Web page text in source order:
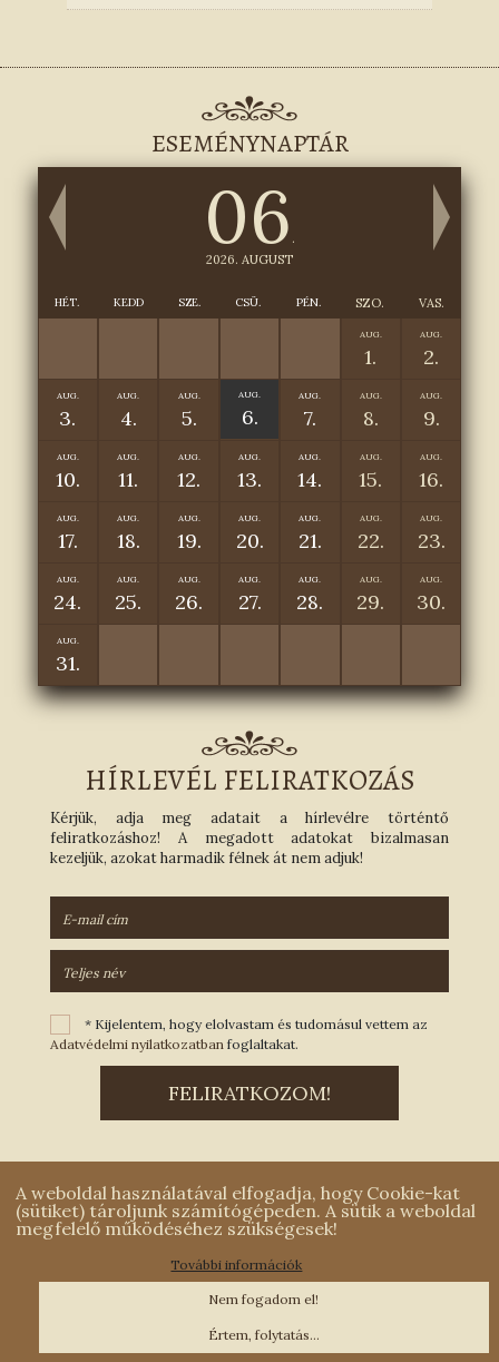
A weboldal használatával elfogadja, hogy Cookie-kat
(sütiket) tároljunk számítógépeden. A sütik a weboldal
megfelelő működéséhez szükségesek!
További információk
Nem fogadom el!
Értem, folytatás...
ESEMÉNYNAPTÁR
06 .
2026. AUGUST
HÉT. KEDD SZE. CSÜ. PÉN. SZO. VAS.
AUG.
1.
AUG.
2.
AUG.
3.
AUG.
4.
AUG.
5.
AUG.
6.
AUG.
7.
AUG.
8.
AUG.
9.
AUG.
10.
AUG.
11.
AUG.
12.
AUG.
13.
AUG.
14.
AUG.
15.
AUG.
16.
AUG.
17.
AUG.
18.
AUG.
19.
AUG.
20.
AUG.
21.
AUG.
22.
AUG.
23.
AUG.
24.
AUG.
25.
AUG.
26.
AUG.
27.
AUG.
28.
AUG.
29.
AUG.
30.
AUG.
31.
HÍRLEVÉL FELIRATKOZÁS
Kérjük, adja meg adatait a hírlevélre történtő
feliratkozáshoz! A megadott adatokat bizalmasan
kezeljük, azokat harmadik félnek át nem adjuk!
* Kijelentem, hogy elolvastam és tudomásul vettem az
Adatvédelmi nyilatkozatban foglaltakat.
Kapcsolatfelvétel |Adatvédelmi nyilatkozat
Impresszum
MCOnet 2001-2026. - Minden jog fenntartva - Copyright -
www.mconet.hu